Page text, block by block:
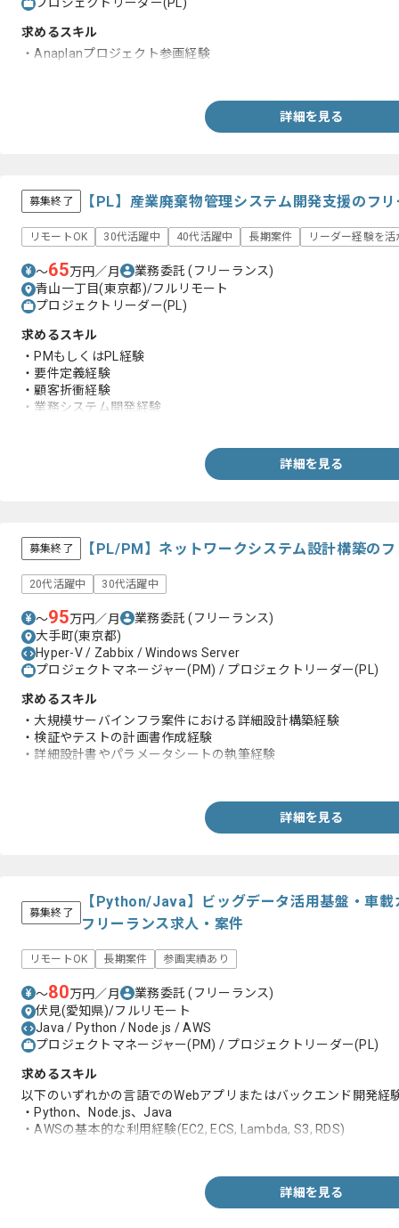
求めるスキル
・Anaplanプロジェクト参画経験
詳細を見る
募集終了 【PL】産業廃棄物管理システム開発支援のフ
リモートOK 30代活躍中 40代活躍中 長期案件 リーダー経験を活
〜65万円／月 業務委託(フリーランス)
青山一丁目(東京都)/フルリモート
プロジェクトリーダー(PL)
求めるスキル
・PMもしくはPL経験
・要件定義経験
・顧客折衝経験
・業務システム開発経験
詳細を見る
募集終了 【PL/PM】ネットワークシステム設計構築の
20代活躍中 30代活躍中
〜95万円／月 業務委託(フリーランス)
大手町(東京都)
Hyper-V / Zabbix / Windows Server
プロジェクトマネージャー(PM) / プロジェクトリーダー(PL)
求めるスキル
・大規模サーバインフラ案件における詳細設計構築経験
・検証やテストの計画書作成経験
・詳細設計書やパラメータシートの執筆経験
詳細を見る
募集終了
【Python/Java】ビッグデータ活用基盤・車載
フリーランス求人・案件
リモートOK 長期案件 参画実績あり
〜80万円／月 業務委託(フリーランス)
伏見(愛知県)/フルリモート
Java / Python / Node.js / AWS
プロジェクトマネージャー(PM) / プロジェクトリーダー(PL)
求めるスキル
以下のいずれかの言語でのWebアプリまたはバックエンド開発経
・Python、Node.js、Java
・AWSの基本的な利用経験(EC2, ECS, Lambda, S3, RDS)
詳細を見る